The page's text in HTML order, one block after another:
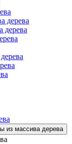
дерева
дерева
из массива дерева